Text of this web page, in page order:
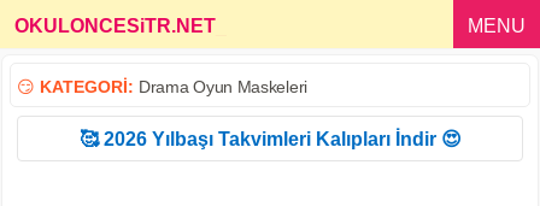
OKULONCESiTR.NET MENU
😏 KATEGORİ: Drama Oyun Maskeleri
🥰 2026 Yılbaşı Takvimleri Kalıpları İndir 😍